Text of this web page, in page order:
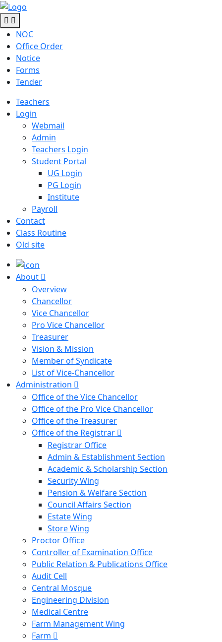
NOC
Office Order
Notice
Forms
Tender
Teachers
Login
Webmail
Admin
Teachers Login
Student Portal
UG Login
PG Login
Institute
Payroll
Contact
Class Routine
Old site
About
Overview
Chancellor
Vice Chancellor
Pro Vice Chancellor
Treasurer
Vision & Mission
Member of Syndicate
List of Vice-Chancellor
Administration
Office of the Vice Chancellor
Office of the Pro Vice Chancellor
Office of the Treasurer
Office of the Registrar
Registrar Office
Admin & Establishment Section
Academic & Scholarship Section
Security Wing
Pension & Welfare Section
Council Affairs Section
Estate Wing
Store Wing
Proctor Office
Controller of Examination Office
Public Relation & Publications Office
Audit Cell
Central Mosque
Engineering Division
Medical Centre
Farm Management Wing
Farm